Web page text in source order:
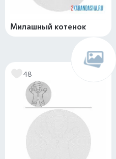
Милашный котенок
48